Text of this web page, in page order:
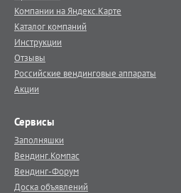
Компании на Яндекс.Карте
Каталог компаний
Инструкции
Отзывы
Российские вендинговые аппараты
Акции
Сервисы
Заполняшки
Вендинг.Компас
Вендинг-Форум
Доска объявлений